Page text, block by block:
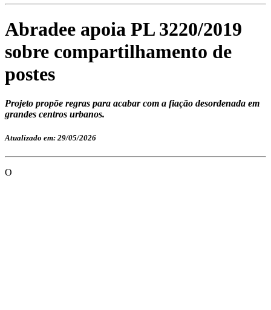
Abradee apoia PL 3220/2019
sobre compartilhamento de
postes
Projeto propõe regras para acabar com a fiação desordenada em
grandes centros urbanos.
Atualizado em: 29/05/2026
O